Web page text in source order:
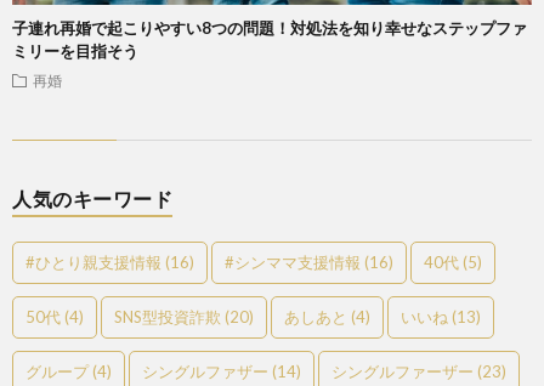
子連れ再婚で起こりやすい8つの問題！対処法を知り幸せなステップファ
ミリーを目指そう
再婚
人気のキーワード
#ひとり親支援情報 (16) #シンママ支援情報 (16) 40代 (5)
50代 (4) SNS型投資詐欺 (20) あしあと (4) いいね (13)
グループ(4) シングルファザー (14) シングルファーザー (23)